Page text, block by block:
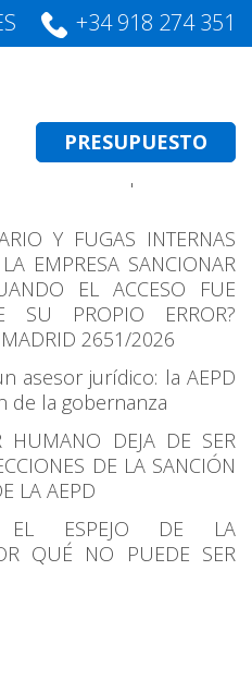
+34 918 274 351
PRESUPUESTO
cómo cumplir con el
Y FUGAS INTERNAS
EMPRESA SANCIONAR
EL ACCESO FUE
SU PROPIO ERROR?
MADRID 2651/2026
asesor jurídico: la AEPD
de la gobernanza
HUMANO DEJA DE SER
DE LA SANCIÓN
LA AEPD
ESPEJO DE LA
QUÉ NO PUEDE SER